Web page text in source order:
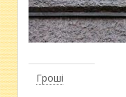
Гроші